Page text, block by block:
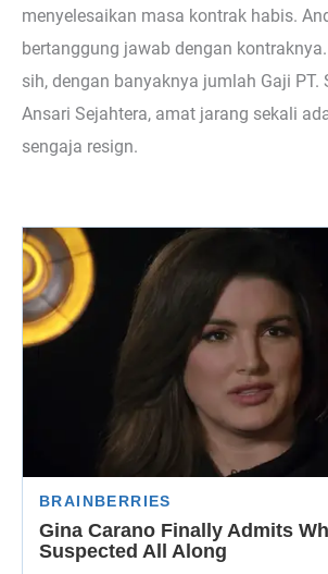
menyelesaikan masa kontrak habis.
bertanggung jawab dengan
sih, dengan banyaknya jumlah Gaji PT.
Ansari Sejahtera, amat jarang sekali
sengaja resign.